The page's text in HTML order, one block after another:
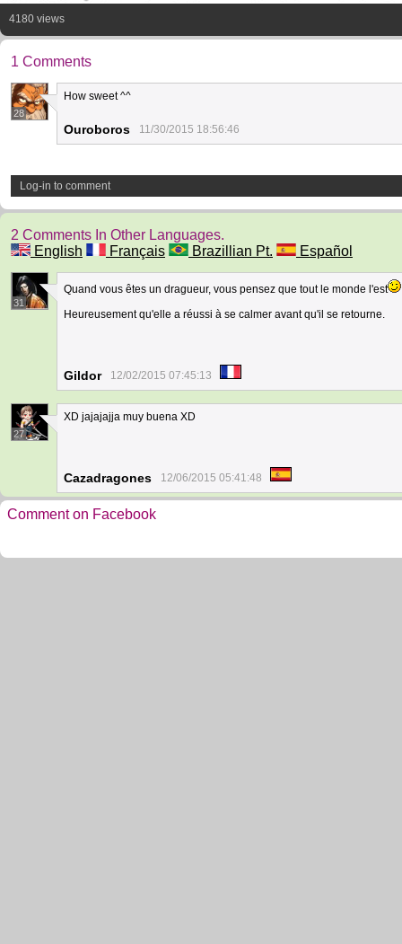
4180 views
1 Comments
28
How sweet ^^
Ouroboros 11/30/2015 18:56:46
Log-in to comment
2 Comments In Other Languages.
English
Français Brazillian Pt. Español
31
Quand vous êtes un dragueur, vous pensez que tout le monde l'est
Heureusement qu'elle a réussi à se calmer avant qu'il se retourne.
Gildor 12/02/2015 07:45:13
27
XD jajajajja muy buena XD
Cazadragones 12/06/2015 05:41:48
Comment on Facebook